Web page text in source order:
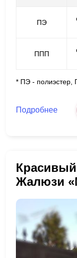
ПЭ
ППП
* ПЭ - полиэстер,
Подробнее
Жалюзи